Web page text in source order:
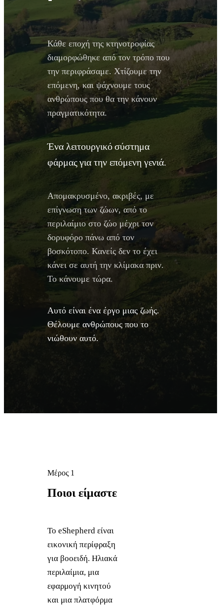
Κάθε εποχή της κτηνοτροφίας
διαμορφώθηκε από τον τρόπο που
την περιφράσαμε. Χτίζουμε την
επόμενη, και ψάχνουμε τους
ανθρώπους που θα την κάνουν
πραγματικότητα.
Ένα λειτουργικό σύστημα
φάρμας για την επόμενη γενιά.
Απομακρυσμένο, ακριβές, με
επίγνωση των ζώων, από το
περιλαίμιο στο ζώο μέχρι τον
δορυφόρο πάνω από τον
βοσκότοπο. Κανείς δεν το έχει
κάνει σε αυτή την κλίμακα πριν.
Το κάνουμε τώρα.
Αυτό είναι ένα έργο μιας ζωής.
Θέλουμε ανθρώπους που το
νιώθουν αυτό.
Μέρος 1
Ποιοι είμαστε
Το eShepherd είναι
εικονική περίφραξη
για βοοειδή. Ηλιακά
περιλαίμια, μια
εφαρμογή κινητού
και μια πλατφόρμα